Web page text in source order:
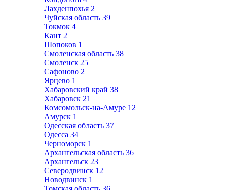
Лахденпохья 2
Чуйская область 39
Токмок 4
Кант 2
Шопоков 1
Смоленская область 38
Смоленск 25
Сафоново 2
Ярцево 1
Хабаровский край 38
Хабаровск 21
Комсомольск-на-Амуре 12
Амурск 1
Одесская область 37
Одесса 34
Черноморск 1
Архангельская область 36
Архангельск 23
Северодвинск 12
Новодвинск 1